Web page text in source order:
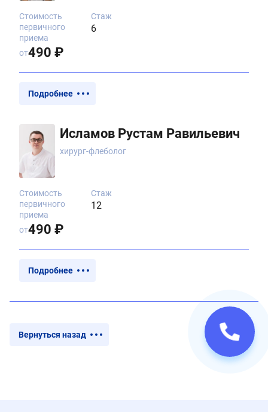
Стаж
6
Стоимость
первичного
приема
от490 ₽
Подробнее
Исламов Рустам Равильевич
хирург-флеболог
Стаж
12
Стоимость
первичного
приема
от490 ₽
Подробнее
Вернуться назад